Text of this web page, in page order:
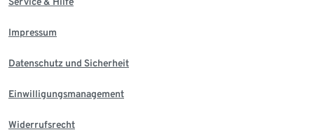
Impressum
Datenschutz und Sicherheit
Einwilligungsmanagement
Widerrufsrecht